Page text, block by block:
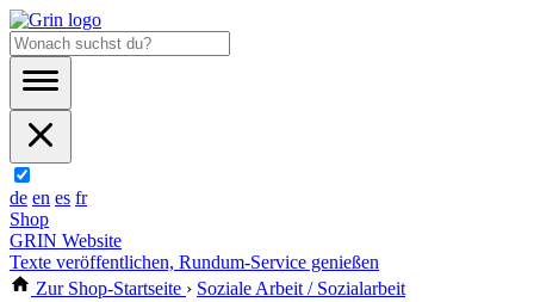
de en es fr
Shop
GRIN Website
Texte veröffentlichen, Rundum-Service genießen
Zur Shop-Startseite › Soziale Arbeit / Sozialarbeit